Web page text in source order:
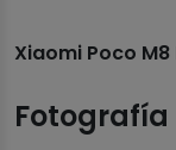
Xiaomi Poco M8